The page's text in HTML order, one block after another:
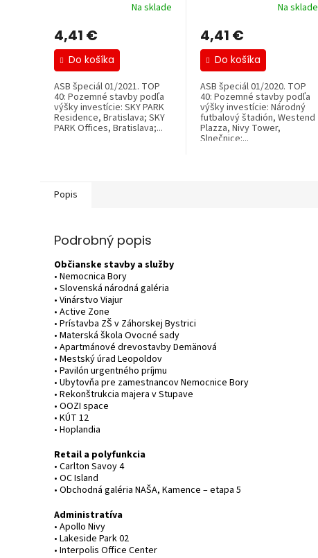
Na sklade
4,41 €
Do košíka
ASB špeciál 01/2021. TOP
40: Pozemné stavby podľa
výšky investície: SKY PARK
Residence, Bratislava; SKY
PARK Offices, Bratislava;...
Na sklade
4,41 €
Do košíka
ASB špeciál 01/2020. TOP
40: Pozemné stavby podľa
výšky investície: Národný
futbalový štadión, Westend
Plazza, Nivy Tower,
Slnečnice:...
Popis
Podrobný popis
Občianske stavby a služby
• Nemocnica Bory
• Slovenská národná galéria
• Vinárstvo Viajur
• Active Zone
• Prístavba ZŠ v Záhorskej Bystrici
• Materská škola Ovocné sady
• Apartmánové drevostavby Demänová
• Mestský úrad Leopoldov
• Pavilón urgentného príjmu
• Ubytovňa pre zamestnancov Nemocnice Bory
• Rekonštrukcia majera v Stupave
• OOZI space
• KÚT 12
• Hoplandia
Retail a polyfunkcia
• Carlton Savoy 4
• OC Island
• Obchodná galéria NAŠA, Kamence – etapa 5
Administratíva
• Apollo Nivy
• Lakeside Park 02
• Interpolis Office Center